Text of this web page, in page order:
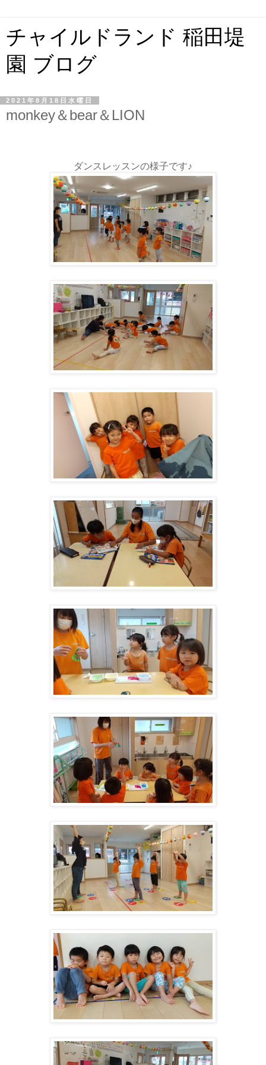
チャイルドランド 稲田堤
園 ブログ
2021年8月18日水曜日
monkey＆bear＆LION
ダンスレッスンの様子です♪